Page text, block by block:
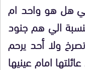
هل هو واحد ام
الي هم جنود
ولا أحد يرحم
امام عينيها